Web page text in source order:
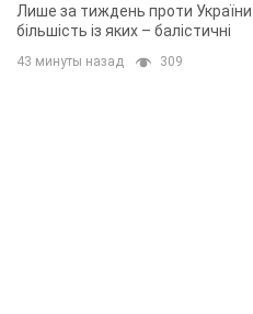
Лише за тиждень проти
більшість із яких – балістичні
43 минуты назад 309